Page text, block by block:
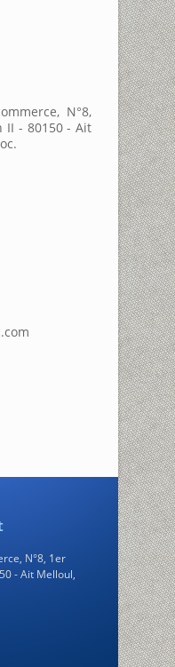
N°8,
II - 80150 - Ait
N°8, 1er
- Ait Melloul,